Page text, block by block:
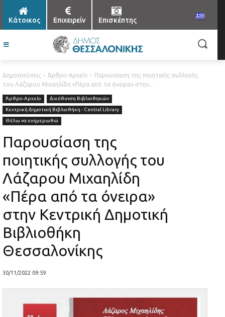
Κάτοικος Επιχειρείν Επισκέπτης
Δημοσιεύσεις Άρθρο-Αρχείο
Παρουσίαση της ποιητικής συλλογής
του Λάζαρου Μιχαηλίδη «Πέρα από τα όνειρα» στην...
Άρθρο-Αρχείο
Διεύθυνση Βιβλιοθηκών
Κεντρική Δημοτική Βιβλιοθήκη - Central Library
Θέλω να ενημερωθώ
Παρουσίαση της
ποιητικής συλλογής του
Λάζαρου Μιχαηλίδη
«Πέρα από τα όνειρα»
στην Κεντρική Δημοτική
Βιβλιοθήκη
Θεσσαλονίκης
30/11/2022 09:59